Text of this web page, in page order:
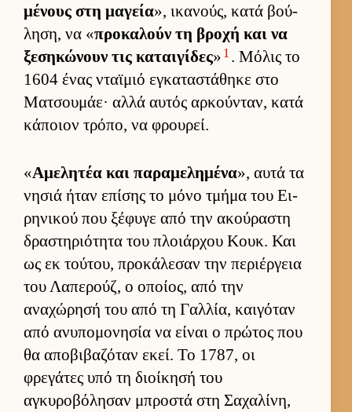
μένους στη μαγεία», ικανούς, κατά βού­
ληση, να «προκαλούν τη βροχή και να
ξεσηκώνουν τις καται­γίδες» 1 . Μόλις το
1604 ένας νταϊμιό εγκαταστάθηκε στο
Ματσου­μάε· αλλά αυ­τός αρ­κού­νταν, κατά
κάποιον τρόπο, να φρου­ρεί.
«Αμελητέα και παραμελημένα», αυτά τα
νησιά ήταν επίσης το μόνο τμήμα του Ει­
ρηνικού που ξέφυγε από την ακού­ραστη
δραστηριότητα του πλοιάρ­χου Κουκ. Και
ως εκ τού­του, προκάλεσαν την περιέρ­γεια
του Λαπερούζ, ο οποί­ος, από την
αναχώρησή του από τη Γαλ­λία, και­γόταν
από ανυπομονησία να εί­ναι ο πρώτος που
θα αποβιβαζόταν εκεί. Το 1787, οι
φρεγάτες υπό τη διοί­κησή του
αγκυροβόλησαν μπροστά στη Σαχαλίνη,